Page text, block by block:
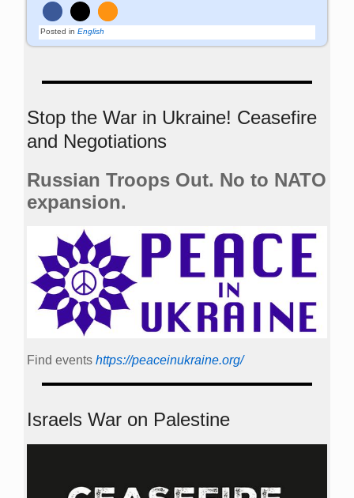
Posted in English
Stop the War in Ukraine! Ceasefire
and Negotiations
Russian Troops Out. No to NATO
expansion.
Find events https://peace­in­ukraine.org/
Israels War on Palestine